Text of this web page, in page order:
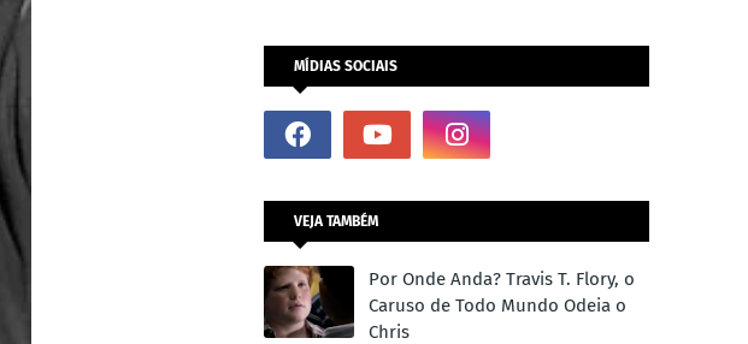
MÍDIAS SOCIAIS
VEJA TAMBÉM
Por Onde Anda? Travis T. Flory, o
Caruso de Todo Mundo Odeia o
Chris